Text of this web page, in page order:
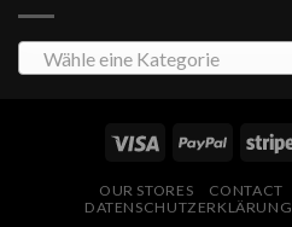
Wähle eine Kategorie
OUR STORES CONTACT
DATENSCHUTZERKLÄRUNG